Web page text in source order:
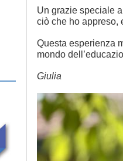
Un grazie speciale
ciò che ho appreso,
Questa esperienza
mondo
Giulia